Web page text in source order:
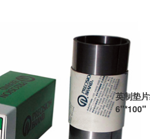
英制垫
6"*100"